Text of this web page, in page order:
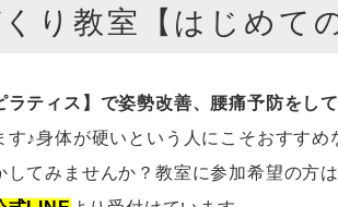
り教室【はじめて
ラティス】で姿勢改善、腰痛予防をし
す♪身体が硬いという人にこそおすす
してみませんか？教室に参加希望の方